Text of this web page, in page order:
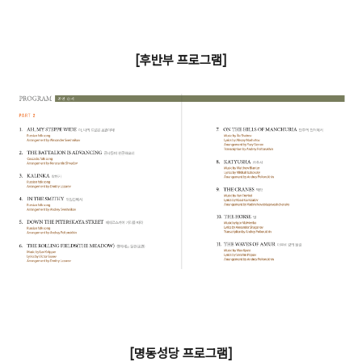
[후반부 프로그램]
[명동성당 프로그램]